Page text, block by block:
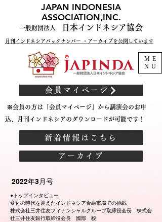
ME
NU
会員マイページ
JAPAN INDONESIA
ASSOCIATION,INC.
一般財団法人 日本インドネシア協会
新着情報はこちら
アーカイブ
※会員の方は「会員マイページ」から講演会のお申
込、月刊インドネシアのダウンロードが可能です！
月刊インドネシアバックナンバー ・アーカイブを公開しています
2022年3月号
●トップインタビュー
変化の時代を迎えたインドネシア金融市場での挑戦
株式会社三井住友フィナンシャルグループ取締役会長 株式会
社三井住友銀行取締役会長 國部 毅